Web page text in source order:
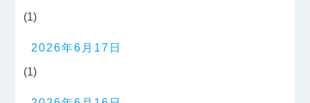
(1)
2026年6月17日
(1)